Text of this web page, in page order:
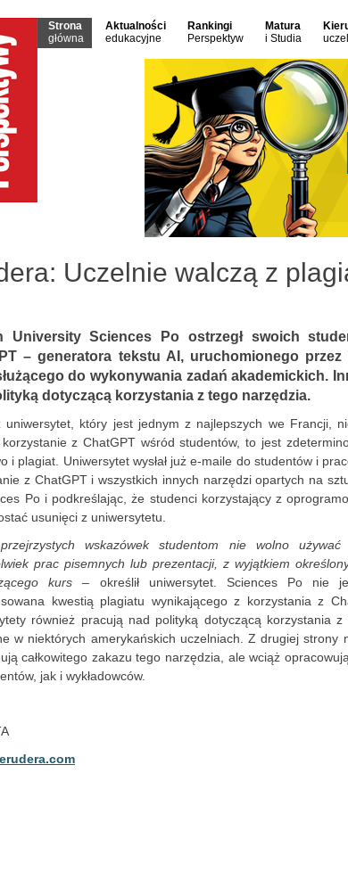
Strona
główna
Aktualności
edukacyjne
Rankingi
Perspektyw
Matura
i Studia
Uczelnie walczą z
University Sciences Po ostrzegł swoich
– generatora tekstu AI, uruchomionego
do wykonywania zadań akademickich.
dotyczącą korzystania z tego narzędzia.
uniwersytet, który jest jednym z najlepszych we Francji,
z ChatGPT wśród studentów, to jest
i plagiat. Uniwersytet wysłał już e-maile do studentów i
z ChatGPT i wszystkich innych narzędzi opartych na
Po i podkreślając, że studenci korzystający z
usunięci z uniwersytetu.
wskazówek studentom nie wolno używać
prac pisemnych lub prezentacji, z wyjątkiem
kurs – określił uniwersytet. Sciences Po nie
kwestią plagiatu wynikającego z korzystania z
również pracują nad polityką dotyczącą korzystania
w niektórych amerykańskich uczelniach. Z drugiej strony
całkowitego zakazu tego narzędzia, ale wciąż
jak i wykładowców.
erudera.com